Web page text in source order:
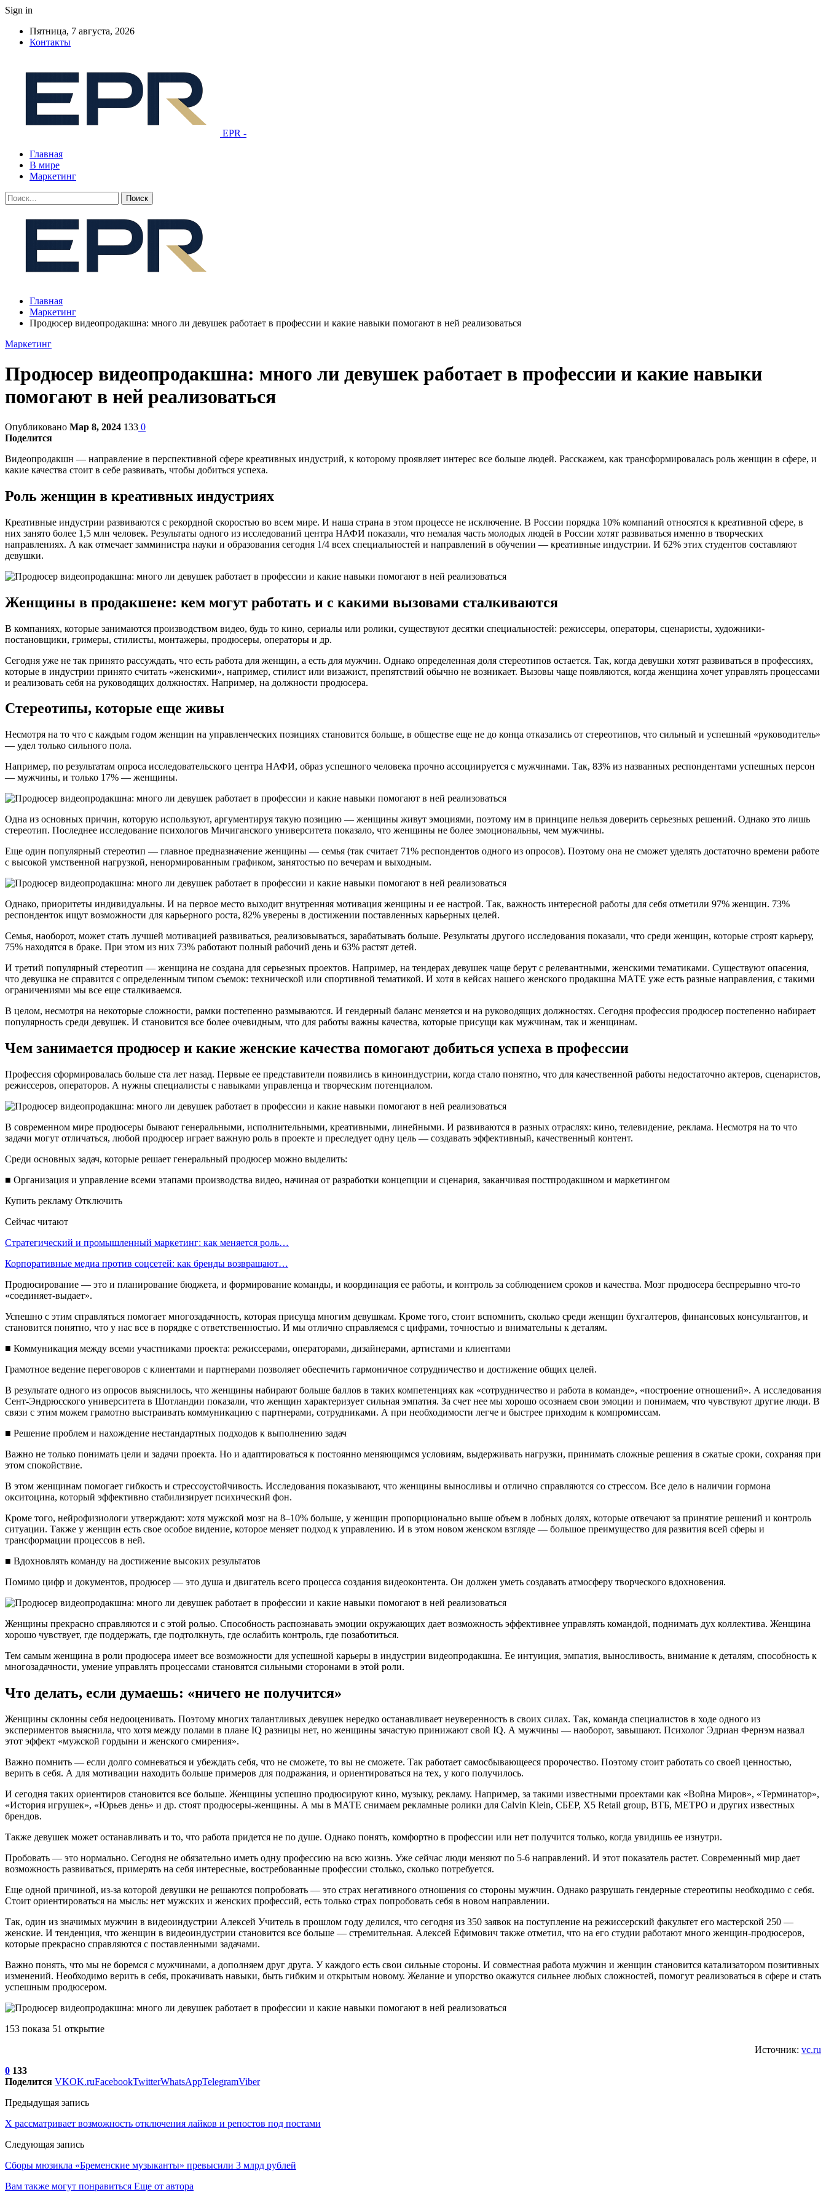
Sign in
Пятница, 7 августа, 2026
Контакты
EPR -
Главная
В мире
Маркетинг
Главная
Маркетинг
Продюсер видеопродакшна: много ли девушек работает в профессии и какие навыки помогают в ней реализоваться
Маркетинг
Продюсер видеопродакшна: много ли девушек работает в профессии и какие навыки
помогают в ней реализоваться
Опубликовано Мар 8, 2024 133 0
Поделится
Видеопродакшн — направление в перспективной сфере креативных индустрий, к которому проявляет интерес все больше людей. Расскажем, как трансформировалась роль женщин в сфере, и
какие качества стоит в себе развивать, чтобы добиться успеха.
Роль женщин в креативных индустриях
Креативные индустрии развиваются с рекордной скоростью во всем мире. И наша страна в этом процессе не исключение. В России порядка 10% компаний относятся к креативной сфере, в
них занято более 1,5 млн человек. Результаты одного из исследований центра НАФИ показали, что немалая часть молодых людей в России хотят развиваться именно в творческих
направлениях. А как отмечает замминистра науки и образования сегодня 1/4 всех специальностей и направлений в обучении — креативные индустрии. И 62% этих студентов составляют
девушки.
Женщины в продакшене: кем могут работать и с какими вызовами сталкиваются
В компаниях, которые занимаются производством видео, будь то кино, сериалы или ролики, существуют десятки специальностей: режиссеры, операторы, сценаристы, художники-
постановщики, гримеры, стилисты, монтажеры, продюсеры, операторы и др.
Сегодня уже не так принято рассуждать, что есть работа для женщин, а есть для мужчин. Однако определенная доля стереотипов остается. Так, когда девушки хотят развиваться в профессиях,
которые в индустрии принято считать «женскими», например, стилист или визажист, препятствий обычно не возникает. Вызовы чаще появляются, когда женщина хочет управлять процессами
и реализовать себя на руководящих должностях. Например, на должности продюсера.
Стереотипы, которые еще живы
Несмотря на то что с каждым годом женщин на управленческих позициях становится больше, в обществе еще не до конца отказались от стереотипов, что сильный и успешный «руководитель»
— удел только сильного пола.
Например, по результатам опроса исследовательского центра НАФИ, образ успешного человека прочно ассоциируется с мужчинами. Так, 83% из названных респондентами успешных персон
— мужчины, и только 17% — женщины.
Одна из основных причин, которую используют, аргументируя такую позицию — женщины живут эмоциями, поэтому им в принципе нельзя доверить серьезных решений. Однако это лишь
стереотип. Последнее исследование психологов Мичиганского университета показало, что женщины не более эмоциональны, чем мужчины.
Еще один популярный стереотип — главное предназначение женщины — семья (так считает 71% респондентов одного из опросов). Поэтому она не сможет уделять достаточно времени работе
с высокой умственной нагрузкой, ненормированным графиком, занятостью по вечерам и выходным.
Однако, приоритеты индивидуальны. И на первое место выходит внутренняя мотивация женщины и ее настрой. Так, важность интересной работы для себя отметили 97% женщин. 73%
респонденток ищут возможности для карьерного роста, 82% уверены в достижении поставленных карьерных целей.
Семья, наоборот, может стать лучшей мотивацией развиваться, реализовываться, зарабатывать больше. Результаты другого исследования показали, что среди женщин, которые строят карьеру,
75% находятся в браке. При этом из них 73% работают полный рабочий день и 63% растят детей.
И третий популярный стереотип — женщина не создана для серьезных проектов. Например, на тендерах девушек чаще берут с релевантными, женскими тематиками. Существуют опасения,
что девушка не справится с определенным типом съемок: технической или спортивной тематикой. И хотя в кейсах нашего женского продакшна МАТЕ уже есть разные направления, с такими
ограничениями мы все еще сталкиваемся.
В целом, несмотря на некоторые сложности, рамки постепенно размываются. И гендерный баланс меняется и на руководящих должностях. Сегодня профессия продюсер постепенно набирает
популярность среди девушек. И становится все более очевидным, что для работы важны качества, которые присущи как мужчинам, так и женщинам.
Чем занимается продюсер и какие женские качества помогают добиться успеха в профессии
Профессия сформировалась больше ста лет назад. Первые ее представители появились в киноиндустрии, когда стало понятно, что для качественной работы недостаточно актеров, сценаристов,
режиссеров, операторов. А нужны специалисты с навыками управленца и творческим потенциалом.
В современном мире продюсеры бывают генеральными, исполнительными, креативными, линейными. И развиваются в разных отраслях: кино, телевидение, реклама. Несмотря на то что
задачи могут отличаться, любой продюсер играет важную роль в проекте и преследует одну цель — создавать эффективный, качественный контент.
Среди основных задач, которые решает генеральный продюсер можно выделить:
■ Организация и управление всеми этапами производства видео, начиная от разработки концепции и сценария, заканчивая постпродакшном и маркетингом
Купить рекламу Отключить
Сейчас читают
Стратегический и промышленный маркетинг: как меняется роль…
Корпоративные медиа против соцсетей: как бренды возвращают…
Продюсирование — это и планирование бюджета, и формирование команды, и координация ее работы, и контроль за соблюдением сроков и качества. Мозг продюсера беспрерывно что-то
«соединяет-выдает».
Успешно с этим справляться помогает многозадачность, которая присуща многим девушкам. Кроме того, стоит вспомнить, сколько среди женщин бухгалтеров, финансовых консультантов, и
становится понятно, что у нас все в порядке с ответственностью. И мы отлично справляемся с цифрами, точностью и внимательны к деталям.
■ Коммуникация между всеми участниками проекта: режиссерами, операторами, дизайнерами, артистами и клиентами
Грамотное ведение переговоров с клиентами и партнерами позволяет обеспечить гармоничное сотрудничество и достижение общих целей.
В результате одного из опросов выяснилось, что женщины набирают больше баллов в таких компетенциях как «сотрудничество и работа в команде», «построение отношений». А исследования
Сент-Эндрюсского университета в Шотландии показали, что женщин характеризует сильная эмпатия. За счет нее мы хорошо осознаем свои эмоции и понимаем, что чувствуют другие люди. В
связи с этим можем грамотно выстраивать коммуникацию с партнерами, сотрудниками. А при необходимости легче и быстрее приходим к компромиссам.
■ Решение проблем и нахождение нестандартных подходов к выполнению задач
Важно не только понимать цели и задачи проекта. Но и адаптироваться к постоянно меняющимся условиям, выдерживать нагрузки, принимать сложные решения в сжатые сроки, сохраняя при
этом спокойствие.
В этом женщинам помогает гибкость и стрессоустойчивость. Исследования показывают, что женщины выносливы и отлично справляются со стрессом. Все дело в наличии гормона
окситоцина, который эффективно стабилизирует психический фон.
Кроме того, нейрофизиологи утверждают: хотя мужской мозг на 8–10% больше, у женщин пропорционально выше объем в лобных долях, которые отвечают за принятие решений и контроль
ситуации. Также у женщин есть свое особое видение, которое меняет подход к управлению. И в этом новом женском взгляде — большое преимущество для развития всей сферы и
трансформации процессов в ней.
■ Вдохновлять команду на достижение высоких результатов
Помимо цифр и документов, продюсер — это душа и двигатель всего процесса создания видеоконтента. Он должен уметь создавать атмосферу творческого вдохновения.
Женщины прекрасно справляются и с этой ролью. Способность распознавать эмоции окружающих дает возможность эффективнее управлять командой, поднимать дух коллектива. Женщина
хорошо чувствует, где поддержать, где подтолкнуть, где ослабить контроль, где позаботиться.
Тем самым женщина в роли продюсера имеет все возможности для успешной карьеры в индустрии видеопродакшна. Ее интуиция, эмпатия, выносливость, внимание к деталям, способность к
многозадачности, умение управлять процессами становятся сильными сторонами в этой роли.
Что делать, если думаешь: «ничего не получится»
Женщины склонны себя недооценивать. Поэтому многих талантливых девушек нередко останавливает неуверенность в своих силах. Так, команда специалистов в ходе одного из
экспериментов выяснила, что хотя между полами в плане IQ разницы нет, но женщины зачастую принижают свой IQ. А мужчины — наоборот, завышают. Психолог Эдриан Фернэм назвал
этот эффект «мужской гордыни и женского смирения».
Важно помнить — если долго сомневаться и убеждать себя, что не сможете, то вы не сможете. Так работает самосбывающееся пророчество. Поэтому стоит работать со своей ценностью,
верить в себя. А для мотивации находить больше примеров для подражания, и ориентироваться на тех, у кого получилось.
И сегодня таких ориентиров становится все больше. Женщины успешно продюсируют кино, музыку, рекламу. Например, за такими известными проектами как «Война Миров», «Терминатор»,
«История игрушек», «Юрьев день» и др. стоят продюсеры-женщины. А мы в МАТЕ снимаем рекламные ролики для Calvin Klein, СБЕР, X5 Retail group, ВТБ, МЕТРО и других известных
брендов.
Также девушек может останавливать и то, что работа придется не по душе. Однако понять, комфортно в профессии или нет получится только, когда увидишь ее изнутри.
Пробовать — это нормально. Сегодня не обязательно иметь одну профессию на всю жизнь. Уже сейчас люди меняют по 5-6 направлений. И этот показатель растет. Современный мир дает
возможность развиваться, примерять на себя интересные, востребованные профессии столько, сколько потребуется.
Еще одной причиной, из-за которой девушки не решаются попробовать — это страх негативного отношения со стороны мужчин. Однако разрушать гендерные стереотипы необходимо с себя.
Стоит ориентироваться на мысль: нет мужских и женских профессий, есть только страх попробовать себя в новом направлении.
Так, один из значимых мужчин в видеоиндустрии Алексей Учитель в прошлом году делился, что сегодня из 350 заявок на поступление на режиссерский факультет его мастерской 250 —
женские. И тенденция, что женщин в видеоиндустрии становится все больше — стремительная. Алексей Ефимович также отметил, что на его студии работают много женщин-продюсеров,
которые прекрасно справляются с поставленными задачами.
Важно понять, что мы не боремся с мужчинами, а дополняем друг друга. У каждого есть свои сильные стороны. И совместная работа мужчин и женщин становится катализатором позитивных
изменений. Необходимо верить в себя, прокачивать навыки, быть гибким и открытым новому. Желание и упорство окажутся сильнее любых сложностей, помогут реализоваться в сфере и стать
успешным продюсером.
153 показа 51 открытие
Источник: vc.ru
0 133
Поделится VKOK.ruFacebookTwitterWhatsAppTelegramViber
Предыдущая запись
X рассматривает возможность отключения лайков и репостов под постами
Следующая запись
Сборы мюзикла «Бременские музыканты» превысили 3 млрд рублей
Вам также могут понравиться Еще от автора